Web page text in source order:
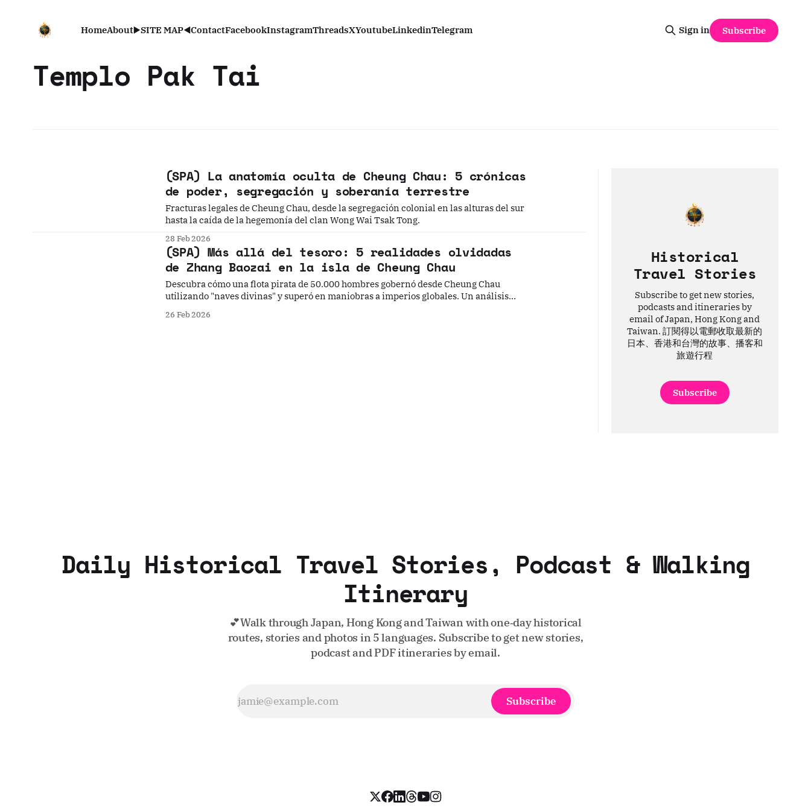
HomeAbout▶️SITE MAP◀️ContactFacebookInstagramThreadsXYoutubeLinkedinTelegram Sign in Subscribe
Templo Pak Tai
(SPA) La anatomía oculta de Cheung Chau: 5 crónicas
de poder, segregación y soberanía terrestre
Fracturas legales de Cheung Chau, desde la segregación colonial en las alturas del sur
hasta la caída de la hegemonía del clan Wong Wai Tsak Tong.
28 Feb 2026
(SPA) Más allá del tesoro: 5 realidades olvidadas
de Zhang Baozai en la isla de Cheung Chau
Descubra cómo una flota pirata de 50.000 hombres gobernó desde Cheung Chau
utilizando "naves divinas" y superó en maniobras a imperios globales. Un análisis
26 Feb 2026
Historical
Travel Stories
Subscribe to get new stories,
podcasts and itineraries by
email of Japan, Hong Kong and
Taiwan. 訂閱得以電郵收取最新的
日本、香港和台灣的故事、播客和
旅遊行程
Subscribe
Daily Historical Travel Stories, Podcast & Walking
Itinerary
💕Walk through Japan, Hong Kong and Taiwan with one‑day historical
routes, stories and photos in 5 languages. Subscribe to get new stories,
podcast and PDF itineraries by email.
Subscribe